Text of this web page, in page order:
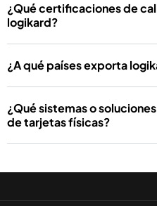
¿Qué certificaciones de
logikard?
¿A qué países exporta
¿Qué sistemas o
de tarjetas físicas?